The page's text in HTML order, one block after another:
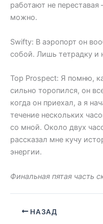
работают не переставая
можно.
Swifty: В аэропорт он
собой. Лишь тетрадку и
Top Prospect: Я помню,
сильно торопился, он
когда он приехал, а я
течение нескольких
со мной. Около двух
рассказал мне кучу
энергии.
Финальная пятая часть
НАЗАД